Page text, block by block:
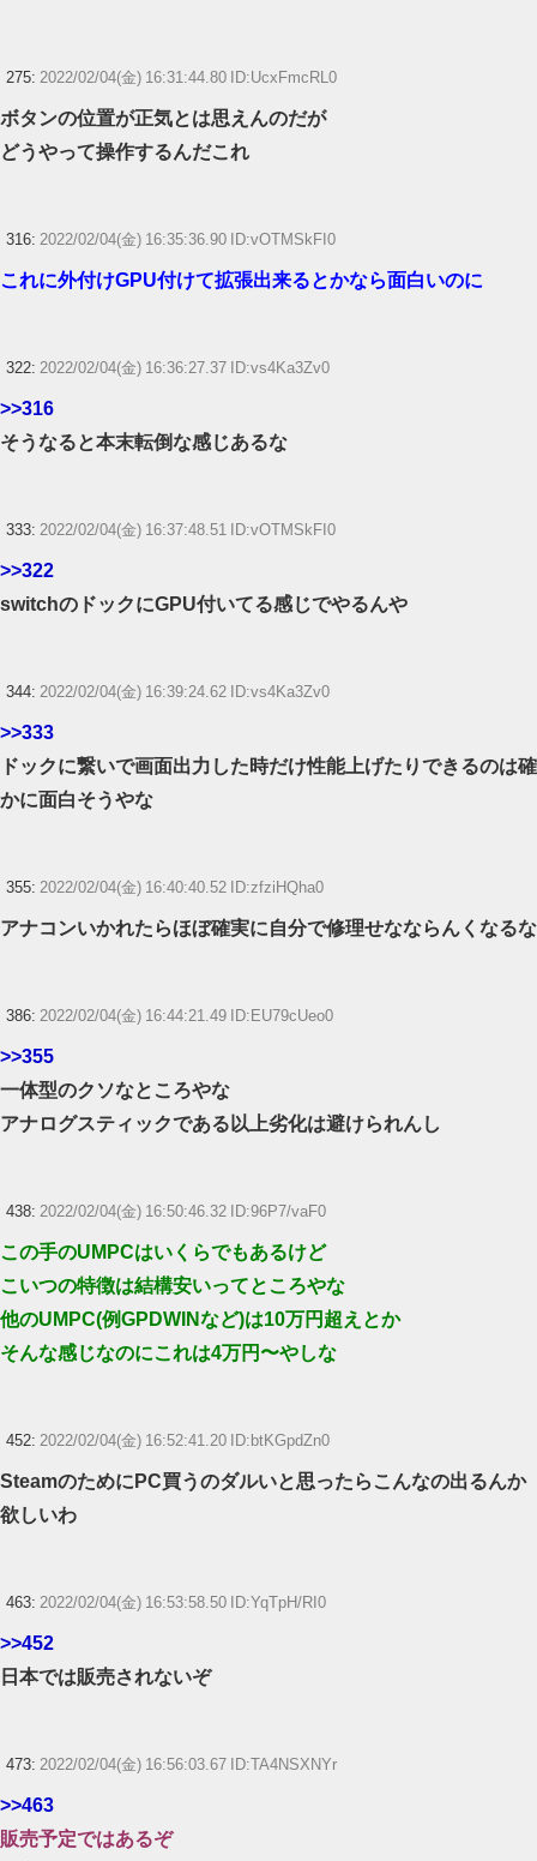
275: 2022/02/04(金) 16:31:44.80 ID:UcxFmcRL0
ボタンの位置が正気とは思えんのだが
どうやって操作するんだこれ
316: 2022/02/04(金) 16:35:36.90 ID:vOTMSkFI0
これに外付けGPU付けて拡張出来るとかなら面白いのに
322: 2022/02/04(金) 16:36:27.37 ID:vs4Ka3Zv0
>>316
そうなると本末転倒な感じあるな
333: 2022/02/04(金) 16:37:48.51 ID:vOTMSkFI0
>>322
switchのドックにGPU付いてる感じでやるんや
344: 2022/02/04(金) 16:39:24.62 ID:vs4Ka3Zv0
>>333
ドックに繋いで画面出力した時だけ性能上げたりできるのは確
かに面白そうやな
355: 2022/02/04(金) 16:40:40.52 ID:zfziHQha0
アナコンいかれたらほぼ確実に自分で修理せなならんくなるな
386: 2022/02/04(金) 16:44:21.49 ID:EU79cUeo0
>>355
一体型のクソなところやな
アナログスティックである以上劣化は避けられんし
438: 2022/02/04(金) 16:50:46.32 ID:96P7/vaF0
この手のUMPCはいくらでもあるけど
こいつの特徴は結構安いってところやな
他のUMPC(例GPDWINなど)は10万円超えとか
そんな感じなのにこれは4万円〜やしな
452: 2022/02/04(金) 16:52:41.20 ID:btKGpdZn0
SteamのためにPC買うのダルいと思ったらこんなの出るんか
欲しいわ
463: 2022/02/04(金) 16:53:58.50 ID:YqTpH/RI0
>>452
日本では販売されないぞ
473: 2022/02/04(金) 16:56:03.67 ID:TA4NSXNYr
>>463
販売予定ではあるぞ